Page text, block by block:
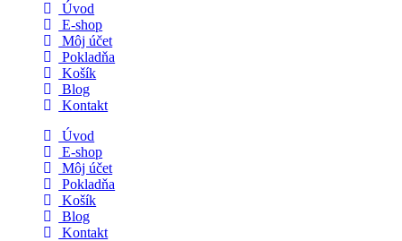
Úvod
E-shop
Môj účet
Pokladňa
Košík
Blog
Kontakt
Úvod
E-shop
Môj účet
Pokladňa
Košík
Blog
Kontakt